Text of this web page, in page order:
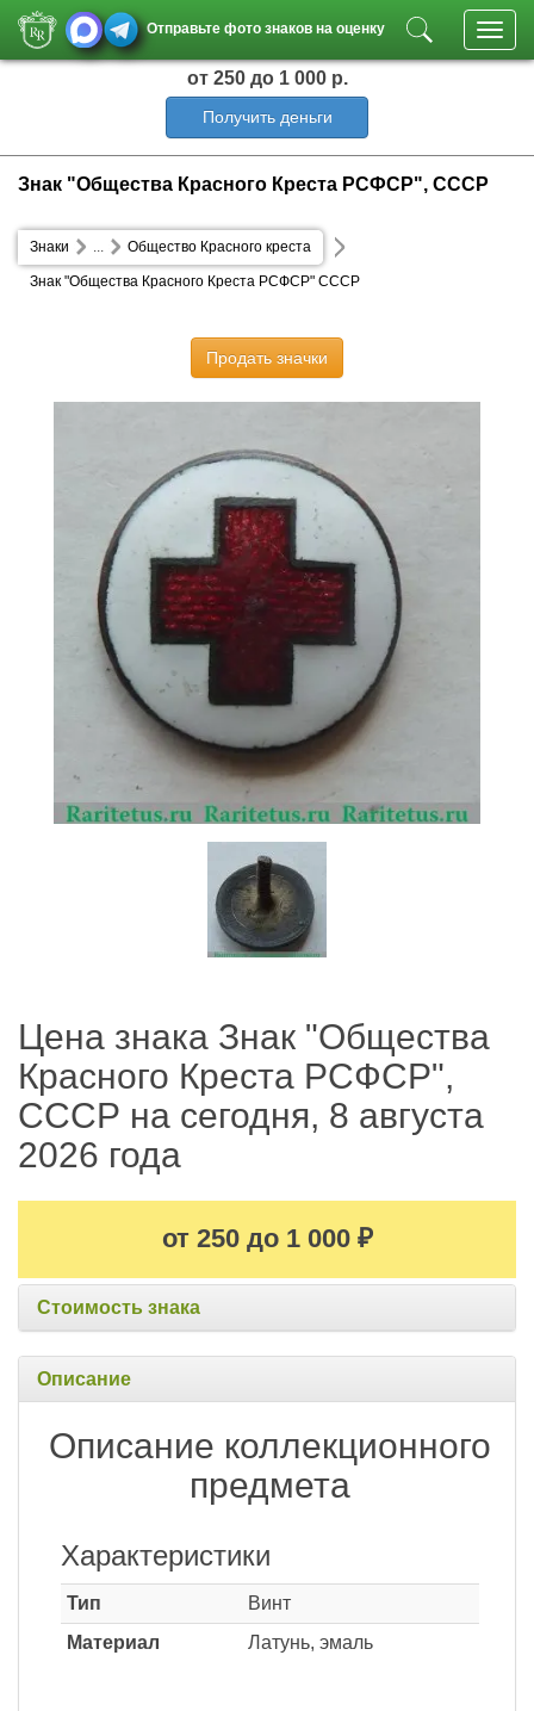
Отправьте фото знаков на оценку
от 250 до 1 000 р.
Получить деньги
Знак "Общества Красного Креста РСФСР", СССР
Знаки Общество Красного креста
...
Знак "Общества Красного Креста РСФСР" СССР
Продать значки
Цена знака Знак "Общества
Красного Креста РСФСР",
СССР на сегодня, 8 августа
2026 года
от 250 до 1 000 ₽
Стоимость знака
Описание
Описание коллекционного
предмета
Характеристики
Тип
Винт
Материал
Латунь, эмаль